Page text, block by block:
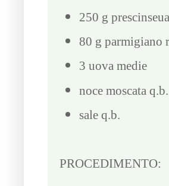
250 g prescinseua
80 g parmigiano
3 uova medie
noce moscata q.b.
sale q.b.
PROCEDIMENTO: